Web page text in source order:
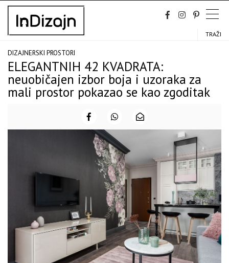
Skip
content
TRAŽI
DIZAJNERSKI PROSTORI
ELEGANTNIH 42 KVADRATA:
neuobičajen izbor boja i uzoraka za
mali prostor pokazao se kao zgoditak